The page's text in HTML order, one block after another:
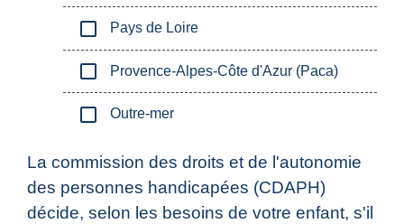
check_box_outline_blank Pays de Loire
check_box_outline_blank Provence-Alpes-Côte d'Azur (Paca)
check_box_outline_blank Outre-mer
La commission des droits et de l'autonomie
des personnes handicapées (CDAPH)
décide, selon les besoins de votre enfant, s'il